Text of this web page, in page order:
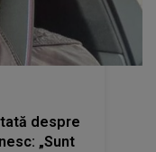
despre
„Sunt